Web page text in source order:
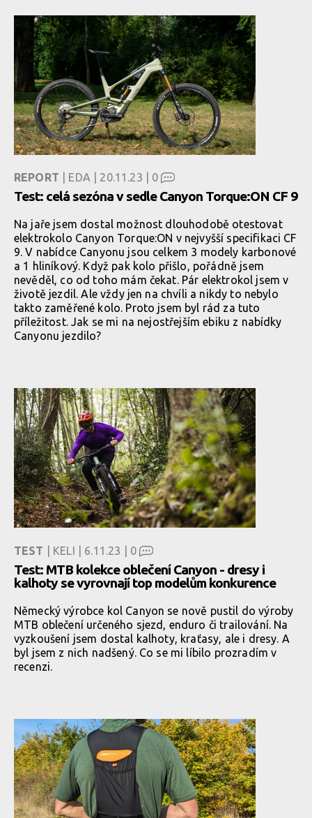
REPORT | EDA | 20.11.23 | 0
Test: celá sezóna v sedle Canyon Torque:ON CF 9
Na jaře jsem dostal možnost dlouhodobě otestovat
elektrokolo Canyon Torque:ON v nejvyšší specifikaci CF
9. V nabídce Canyonu jsou celkem 3 modely karbonové
a 1 hliníkový. Když pak kolo přišlo, pořádně jsem
nevěděl, co od toho mám čekat. Pár elektrokol jsem v
životě jezdil. Ale vždy jen na chvíli a nikdy to nebylo
takto zaměřené kolo. Proto jsem byl rád za tuto
příležitost. Jak se mi na nejostřejším ebiku z nabídky
Canyonu jezdilo?
TEST | KELI | 6.11.23 | 0
Test: MTB kolekce oblečení Canyon - dresy i
kalhoty se vyrovnají top modelům konkurence
Německý výrobce kol Canyon se nově pustil do výroby
MTB oblečení určeného sjezd, enduro či trailování. Na
vyzkoušení jsem dostal kalhoty, kraťasy, ale i dresy. A
byl jsem z nich nadšený. Co se mi líbilo prozradím v
recenzi.